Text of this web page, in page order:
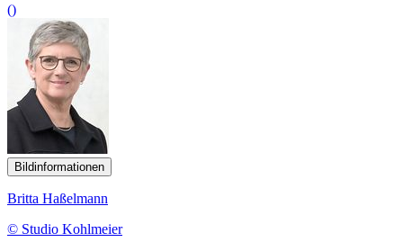
()
Bildinformationen
Britta Haßelmann
© Studio Kohlmeier